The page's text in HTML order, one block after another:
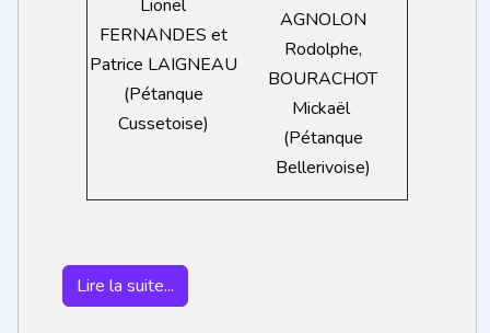
Lionel
FERNANDES et
Patrice LAIGNEAU
(Pétanque
Cussetoise)
AGNOLON
Rodolphe,
BOURACHOT
Mickaël
(Pétanque
Bellerivoise)
Lire la suite...